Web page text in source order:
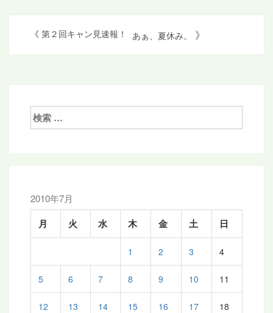
《 第２回キャン見速報！ あぁ、夏休み。 》
検
索:
2010年7月
月 火 水 木 金 土 日
1 2 3 4
5 6 7 8 9 10 11
12 13 14 15 16 17 18